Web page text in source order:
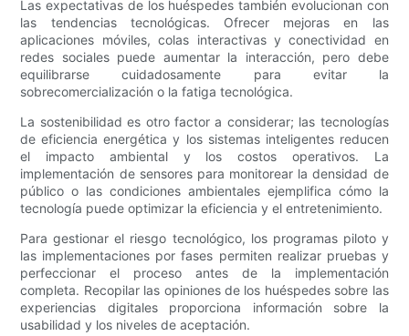
Las expectativas de los huéspedes también evolucionan con
las tendencias tecnológicas. Ofrecer mejoras en las
aplicaciones móviles, colas interactivas y conectividad en
redes sociales puede aumentar la interacción, pero debe
equilibrarse cuidadosamente para evitar la
sobrecomercialización o la fatiga tecnológica.
La sostenibilidad es otro factor a considerar; las tecnologías
de eficiencia energética y los sistemas inteligentes reducen
el impacto ambiental y los costos operativos. La
implementación de sensores para monitorear la densidad de
público o las condiciones ambientales ejemplifica cómo la
tecnología puede optimizar la eficiencia y el entretenimiento.
Para gestionar el riesgo tecnológico, los programas piloto y
las implementaciones por fases permiten realizar pruebas y
perfeccionar el proceso antes de la implementación
completa. Recopilar las opiniones de los huéspedes sobre las
experiencias digitales proporciona información sobre la
usabilidad y los niveles de aceptación.